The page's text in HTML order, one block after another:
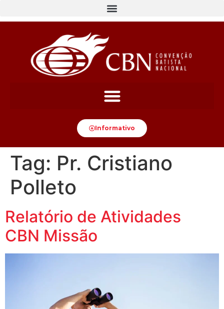
Informativo
Tag: Pr. Cristiano
Polleto
Relatório de Atividades
CBN Missão